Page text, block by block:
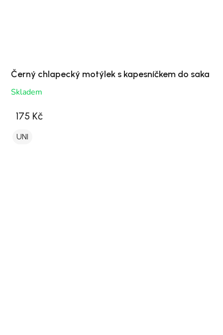
Černý chlapecký motýlek s kapesníčkem do saka
Skladem
175 Kč
UNI